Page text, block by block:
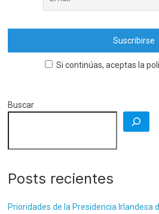
Si continúas, aceptas la
Buscar
Posts recientes
Prioridades de la Presidencia Irlandesa